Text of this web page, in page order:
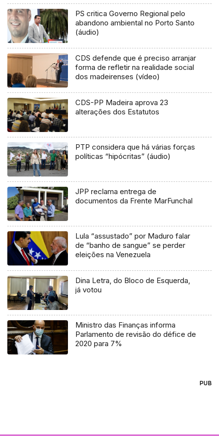
PS critica Governo Regional pelo
abandono ambiental no Porto Santo
(áudio)
CDS defende que é preciso arranjar
forma de refletir na realidade social
dos madeirenses (vídeo)
CDS-PP Madeira aprova 23
alterações dos Estatutos
PTP considera que há várias forças
políticas “hipócritas” (áudio)
JPP reclama entrega de
documentos da Frente MarFunchal
Lula “assustado” por Maduro falar
de “banho de sangue” se perder
eleições na Venezuela
Dina Letra, do Bloco de Esquerda,
já votou
Ministro das Finanças informa
Parlamento de revisão do défice de
2020 para 7%
PUB